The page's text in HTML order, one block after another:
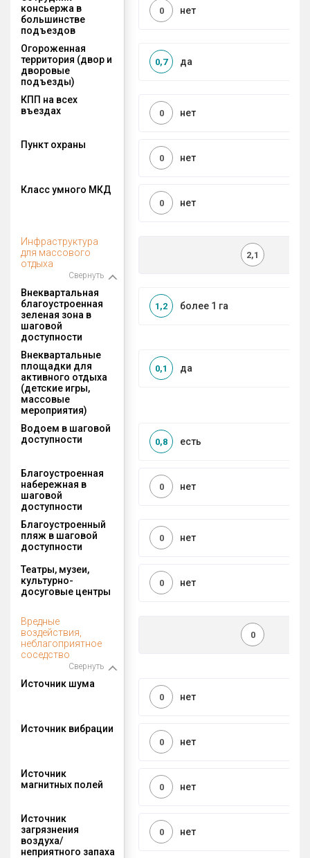
консьержа в
большинстве
подъездов
нет
0
Огороженная
территория (двор и
дворовые
подъезды)
да
0,7
КПП на всех
въездах
нет
0
Пункт охраны
нет
0
Класс умного МКД
нет
0
Инфраструктура
для массового
отдыха
Свернуть
2,1
Внеквартальная
благоустроенная
зеленая зона в
шаговой
доступности
более 1 га
1,2
Внеквартальные
площадки для
активного отдыха
(детские игры,
массовые
мероприятия)
да
0,1
Водоем в шаговой
доступности
есть
0,8
Благоустроенная
набережная в
шаговой
доступности
нет
0
Благоустроенный
пляж в шаговой
доступности
нет
0
Театры, музеи,
культурно-
досуговые центры
нет
0
Вредные
воздействия,
неблагоприятное
соседство
Свернуть
0
Источник шума
нет
0
Источник вибрации
нет
0
Источник
магнитных полей
нет
0
Источник
загрязнения
воздуха/
неприятного запаха
нет
0